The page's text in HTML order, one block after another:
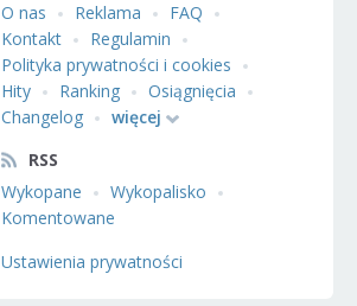
O nas
Reklama
FAQ
Kontakt
Regulamin
Polityka prywatności i cookies
Hity
Ranking
Osiągnięcia
Changelog
więcej
RSS
Wykopane
Wykopalisko
Komentowane
Ustawienia prywatności